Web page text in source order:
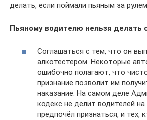
делать, если поймали пьяным за рулем.
Пьяному водителю нельзя делать
Соглашаться с тем, что он
алкотестером. Некоторые
ошибочно полагают, что
признание позволит им
наказание. На самом деле
кодекс не делит водителей на
предпочёл признаться, и тех,